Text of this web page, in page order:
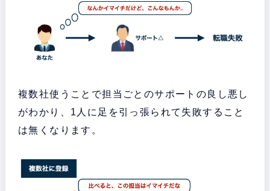
複数社使うことで担当ごとのサポートの良し悪し
がわかり、1人に足を引っ張られて失敗すること
は無くなります。